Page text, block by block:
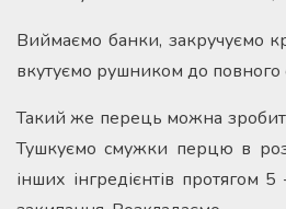
Виймаємо банки, закручуємо
вкутуємо рушником до
Такий же перець можна
Тушкуємо смужки перцю в
інших інгредієнтів протягом